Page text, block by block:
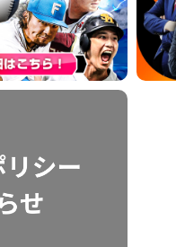
レー内容…）